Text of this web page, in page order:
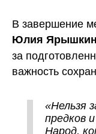
В завершение
Юлия
за
важность
«Нельзя
предков
Народ,